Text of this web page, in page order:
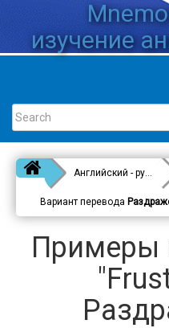
изучение
Английский - русский
Вариант перевода
Примеры